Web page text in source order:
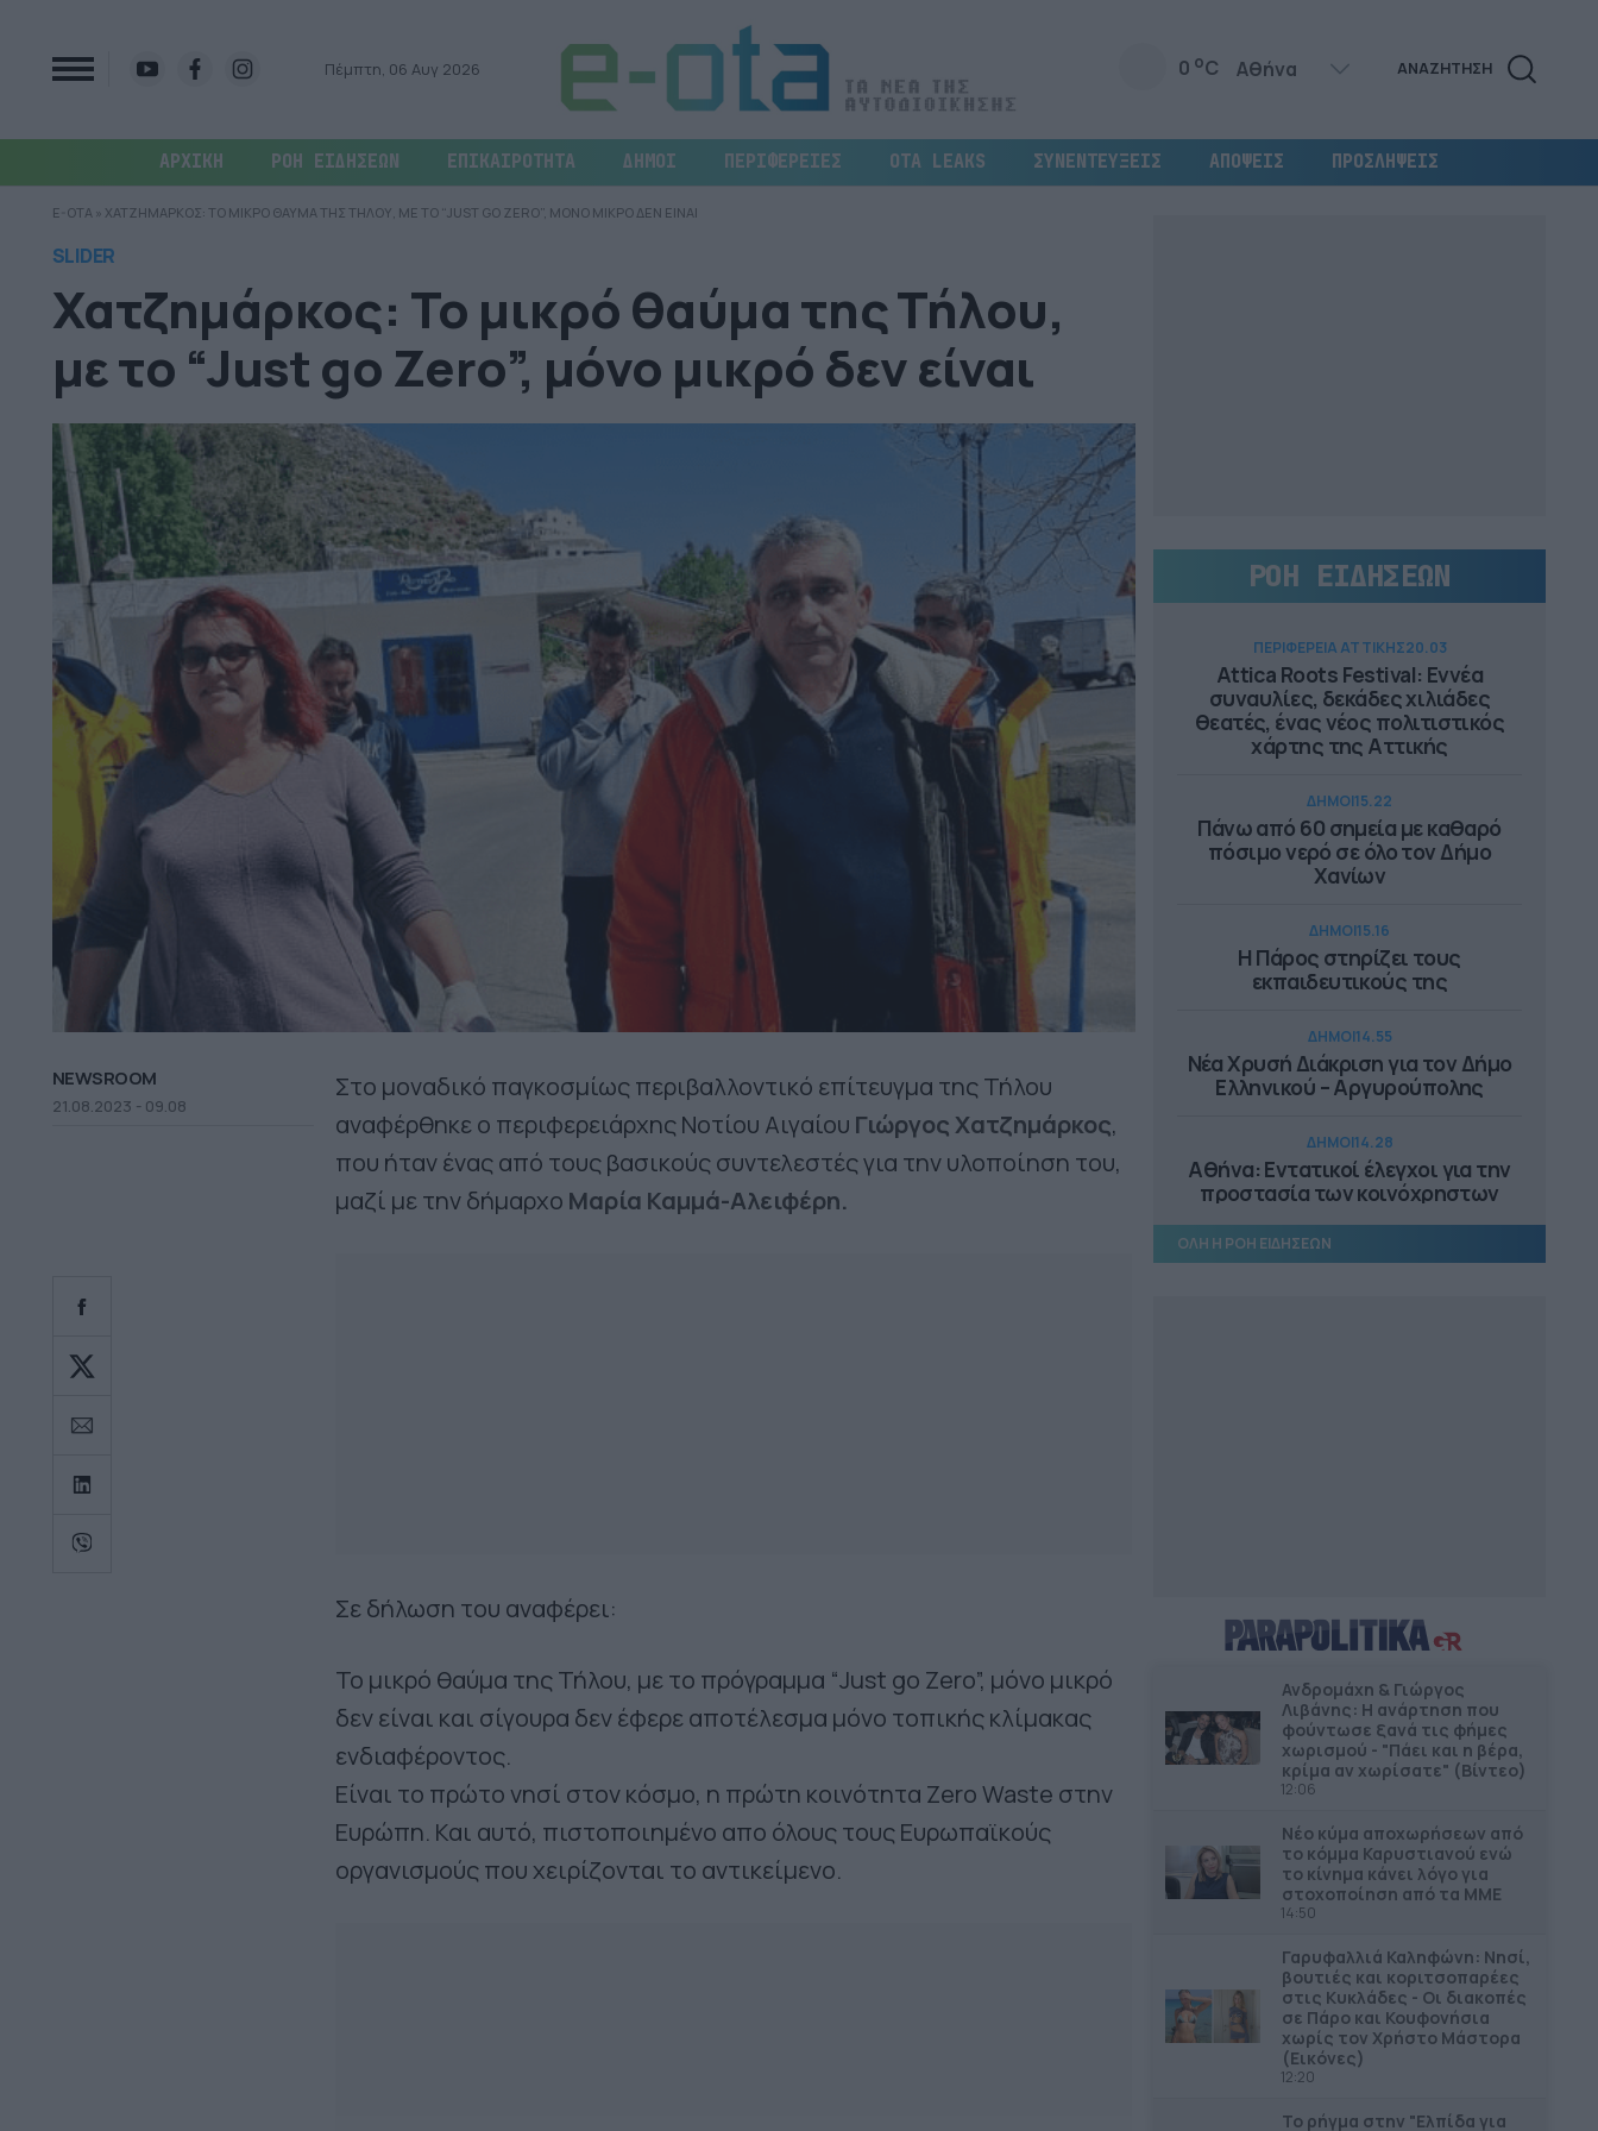
Πέμπτη, 06 Αυγ 2026 0 oC ΑΝΑΖΗΤΗΣΗ
ΑΡΧΙΚΗ ΡΟΗ ΕΙΔΗΣΕΩΝ ΕΠΙΚΑΙΡΟΤΗΤΑ ΔΗΜΟΙ ΠΕΡΙΦΕΡΕΙΕΣ OTA LEAKS ΣΥΝΕΝΤΕΥΞΕΙΣ ΑΠΟΨΕΙΣ ΠΡΟΣΛΗΨΕΙΣ
E-OTA » ΧΑΤΖΗΜΑΡΚΟΣ: ΤΟ ΜΙΚΡΟ ΘΑΥΜΑ ΤΗΣ ΤΗΛΟΥ, ΜΕ ΤΟ “JUST GO ZERO”, ΜΟΝΟ ΜΙΚΡΟ ΔΕΝ ΕΙΝΑΙ
SLIDER
Χατζημάρκος: Το μικρό θαύμα της Τήλου,
με το “Just go Zero”, μόνο μικρό δεν είναι
NEWSROOM
21.08.2023 - 09.08
Στο μοναδικό παγκοσμίως περιβαλλοντικό επίτευγμα της Τήλου
αναφέρθηκε ο περιφερειάρχης Νοτίου Αιγαίου Γιώργος Χατζημάρκος,
που ήταν ένας από τους βασικούς συντελεστές για την υλοποίηση του,
μαζί με την δήμαρχο Μαρία Καμμά-Αλειφέρη.
Σε δήλωση του αναφέρει:
Το μικρό θαύμα της Τήλου, με το πρόγραμμα “Just go Zero”, μόνο μικρό
δεν είναι και σίγουρα δεν έφερε αποτέλεσμα μόνο τοπικής κλίμακας
ενδιαφέροντος.
Είναι το πρώτο νησί στον κόσμο, η πρώτη κοινότητα Zero Waste στην
Ευρώπη. Και αυτό, πιστοποιημένο απο όλους τους Ευρωπαϊκούς
οργανισμούς που χειρίζονται το αντικείμενο.
ΡΟΗ ΕΙΔΗΣΕΩΝ
ΠΕΡΙΦΕΡΕΙΑ ΑΤΤΙΚΗΣ20.03
Attica Roots Festival: Εννέα
συναυλίες, δεκάδες χιλιάδες
θεατές, ένας νέος πολιτιστικός
χάρτης της Αττικής
ΔΗΜΟΙ15.22
Πάνω από 60 σημεία με καθαρό
πόσιμο νερό σε όλο τον Δήμο
Χανίων
ΔΗΜΟΙ15.16
Η Πάρος στηρίζει τους
εκπαιδευτικούς της
ΔΗΜΟΙ14.55
Νέα Χρυσή Διάκριση για τον Δήμο
Ελληνικού – Αργυρούπολης
ΔΗΜΟΙ14.28
Αθήνα: Εντατικοί έλεγχοι για την
προστασία των κοινόχρηστων
ΔΗΜΟΙ
πληγείσες κατοικίες και
επιχειρήσεις στα Μέγαρα
ΔΗΜΟΙ 11.54
3.7 εκατ. ευρώ στον Δήμο
Ταμείο Αλληλεγγύης
ΔΗΜΟΙ11.43
45,4 εκατ. ευρώ για την βελτίωση
των υποδομών του νέου
αεροδρομίου Πάρου
ΠΕΡΙΦΕΡΕΙΑ ΑΝΑΤΟΛΙΚΗΣ ΜΑΚΕΔΟΝΙΑΣ &
ΘΡΑΚΗΣ
11.34
Νέος φωτισμός LED στο οδικό
ΟΛΗ Η ΡΟΗ ΕΙΔΗΣΕΩΝ
Ανδρομάχη & Γιώργος
Λιβάνης: Η ανάρτηση που
φούντωσε ξανά τις φήμες
χωρισμού - "Πάει και η βέρα,
κρίμα αν χωρίσατε" (Βίντεο)
12:06
Νέο κύμα αποχωρήσεων από
το κόμμα Καρυστιανού ενώ
το κίνημα κάνει λόγο για
στοχοποίηση από τα ΜΜΕ
14:50
Γαρυφαλλιά Καληφώνη: Νησί,
βουτιές και κοριτσοπαρέες
στις Κυκλάδες - Οι διακοπές
σε Πάρο και Κουφονήσια
χωρίς τον Χρήστο Μάστορα
(Εικόνες)
12:20
Το ρήγμα στην "Ελπίδα για